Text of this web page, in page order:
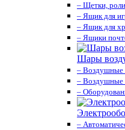
– Щетки,
– Ящик для
– Ящик для
– Ящики
Шары
– Воздушные
– Воздушные
–
–